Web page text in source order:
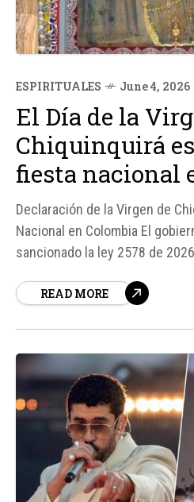
ESPIRITUALES June 4, 2026
El Día de la
Chiquinquirá
fiesta nacional
Declaración de la Virgen de
Nacional en Colombia El
sancionado la ley 2578 de
fiesta nacional de carácter
READ MORE